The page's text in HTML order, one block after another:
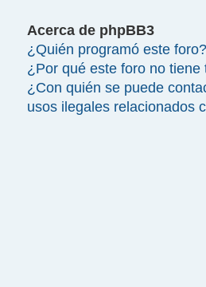
Acerca de phpBB3
¿Quién programó este foro?
¿Por qué este foro no tiene
¿Con quién se puede
usos ilegales relacionados